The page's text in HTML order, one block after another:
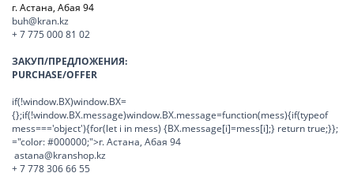
г. Астана, Абая 94
buh@kran.kz
+ 7 775 000 81 02
ЗАКУП/ПРЕДЛОЖЕНИЯ:
PURCHASE/OFFER
if(!window.BX)window.BX=
{};if(!window.BX.message)window.BX.message=function(mess){if(typeof
mess==='object'){for(let i in mess) {BX.message[i]=mess[i];} return true;}};
="color: #000000;">г. Астана, Абая 94
astana@kranshop.kz
+ 7 778 306 66 55